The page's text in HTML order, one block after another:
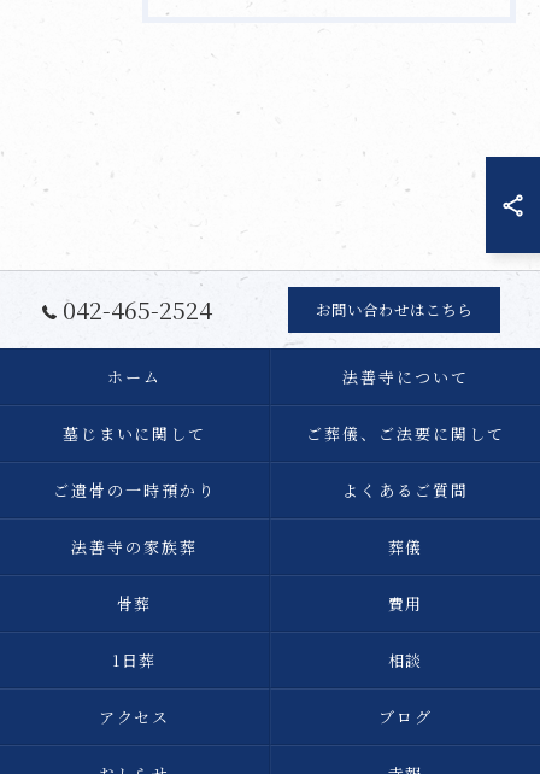
042-465-2524 お問い合わせはこちら
ホーム 法善寺について
墓じまいに関して ご葬儀、ご法要に関して
ご遺骨の一時預かり よくあるご質問
法善寺の家族葬 葬儀
骨葬 費用
1日葬 相談
アクセス ブログ